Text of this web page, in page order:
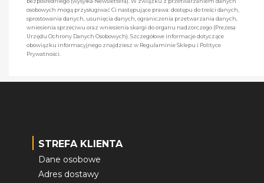
osobowych mogą przysługiwać Ci następujące prawa: dostępu do treści danych,
sprostowania danych, usunięcia danych, ograniczenia przetwarzania danych,
wniesienia sprzeciwu oraz wniesienia skargi do organu nadzorczego (Prezesa
Urzędu Ochrony Danych Osobowych). Szczegółowe informacje dotyczące
obowiązku informacyjnego znajdziesz w Regulaminie Sklepu i Polityce
Prywatności.
STREFA KLIENTA
Dane osobowe
Adres dostawy